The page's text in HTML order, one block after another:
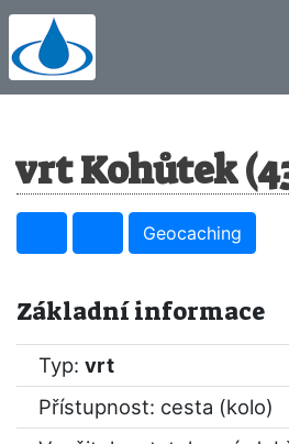
vrt Kohůtek
Geocaching
Základní informace
Typ: vrt
Přístupnost: cesta (kolo)